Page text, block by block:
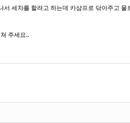
세차를 할려고 하는데 카샴프로 닦아주고
주세요..